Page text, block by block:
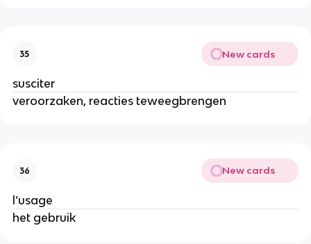
35 New cards
susciter
veroorzaken, reacties teweegbrengen
36 New cards
l’usage
het gebruik